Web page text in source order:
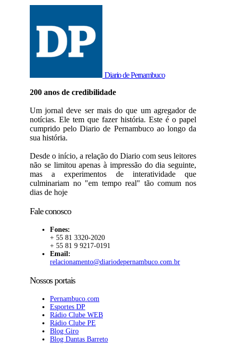
Diario de Pernambuco
200 anos de credibilidade
Um jornal deve ser mais do que um agregador de
notícias. Ele tem que fazer história. Este é o papel
cumprido pelo Diario de Pernambuco ao longo da
sua história.
Desde o início, a relação do Diario com seus leitores
não se limitou apenas à impressão do dia seguinte,
mas a experimentos de interatividade que
culminariam no "em tempo real" tão comum nos
dias de hoje
Fale conosco
Fones:
+ 55 81 3320-2020
+ 55 81 9 9217-0191
Email:
relacionamento@diariodepernambuco.com.br
Nossos portais
Pernambuco.com
Esportes DP
Rádio Clube WEB
Rádio Clube PE
Blog Giro
Blog Dantas Barreto